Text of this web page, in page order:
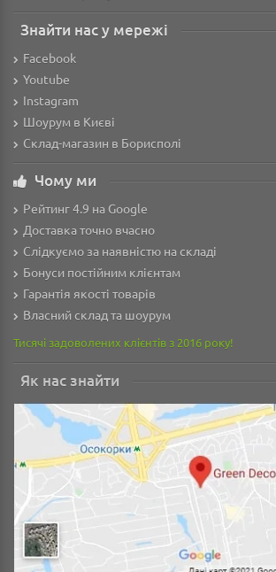
Знайти нас у мережі
Facebook
Youtube
Instagram
Шоурум в Києві
Склад-магазин в Борисполі
Чому ми
Рейтинг 4.9 на Google
Доставка точно вчасно
Слідкуємо за наявністю на складі
Бонуси постійним клієнтам
Гарантія якості товарів
Власний склад та шоурум
Тисячі задоволених клієнтів з 2016 року!
Як нас знайти